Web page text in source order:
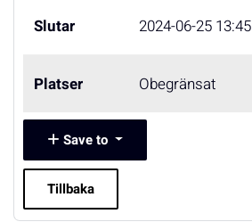
Slutar 2024-06-25 13:45
Platser Obegränsat
Save to
Tillbaka